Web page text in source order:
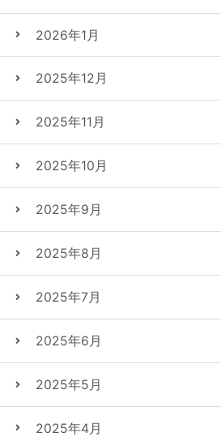
2026年1月
2025年12月
2025年11月
2025年10月
2025年9月
2025年8月
2025年7月
2025年6月
2025年5月
2025年4月